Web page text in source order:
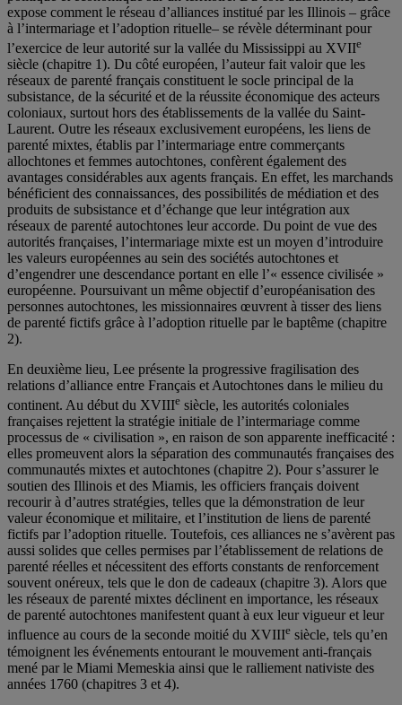
expose comment le réseau d’alliances institué par les Illinois – grâce
à l’intermariage et l’adoption rituelle– se révèle déterminant pour
l’exercice de leur autorité sur la vallée du Mississippi au XVIIe
siècle (chapitre 1). Du côté européen, l’auteur fait valoir que les
réseaux de parenté français constituent le socle principal de la
subsistance, de la sécurité et de la réussite économique des acteurs
coloniaux, surtout hors des établissements de la vallée du Saint-
Laurent. Outre les réseaux exclusivement européens, les liens de
parenté mixtes, établis par l’intermariage entre commerçants
allochtones et femmes autochtones, confèrent également des
avantages considérables aux agents français. En effet, les marchands
bénéficient des connaissances, des possibilités de médiation et des
produits de subsistance et d’échange que leur intégration aux
réseaux de parenté autochtones leur accorde. Du point de vue des
autorités françaises, l’intermariage mixte est un moyen d’introduire
les valeurs européennes au sein des sociétés autochtones et
d’engendrer une descendance portant en elle l’« essence civilisée »
européenne. Poursuivant un même objectif d’européanisation des
personnes autochtones, les missionnaires œuvrent à tisser des liens
de parenté fictifs grâce à l’adoption rituelle par le baptême (chapitre
2).
En deuxième lieu, Lee présente la progressive fragilisation des
relations d’alliance entre Français et Autochtones dans le milieu du
continent. Au début du XVIIIe siècle, les autorités coloniales
françaises rejettent la stratégie initiale de l’intermariage comme
processus de « civilisation », en raison de son apparente inefficacité :
elles promeuvent alors la séparation des communautés françaises des
communautés mixtes et autochtones (chapitre 2). Pour s’assurer le
soutien des Illinois et des Miamis, les officiers français doivent
recourir à d’autres stratégies, telles que la démonstration de leur
valeur économique et militaire, et l’institution de liens de parenté
fictifs par l’adoption rituelle. Toutefois, ces alliances ne s’avèrent pas
aussi solides que celles permises par l’établissement de relations de
parenté réelles et nécessitent des efforts constants de renforcement
souvent onéreux, tels que le don de cadeaux (chapitre 3). Alors que
les réseaux de parenté mixtes déclinent en importance, les réseaux
de parenté autochtones manifestent quant à eux leur vigueur et leur
influence au cours de la seconde moitié du XVIIIe siècle, tels qu’en
témoignent les événements entourant le mouvement anti-français
mené par le Miami Memeskia ainsi que le ralliement nativiste des
années 1760 (chapitres 3 et 4).